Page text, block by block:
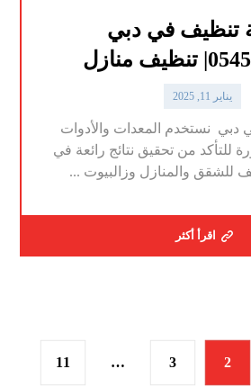
تنظيف في دبي
يناير 11, 2025
نستخدم المعدات والأدوات
للتأكد من تحقيق نتائج رائعة في
للشقق والمنازل وزالبيوت ...
اقرأ أكثر
2
3
…
11